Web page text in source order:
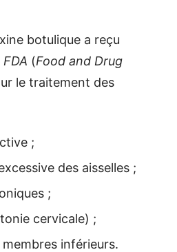
botulique a reçu
FDA (Food and Drug
le traitement des
;
des aisselles ;
;
cervicale) ;
inférieurs.